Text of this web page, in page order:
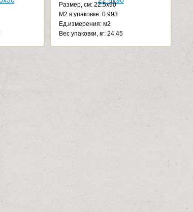
Размер, см: 22.5x90
М2 в упаковке: 0.993
Ед.измерения: м2
Веc упаковки, кг: 24.45